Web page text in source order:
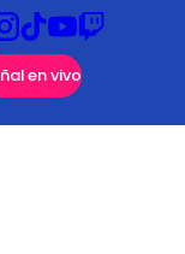
en vivo